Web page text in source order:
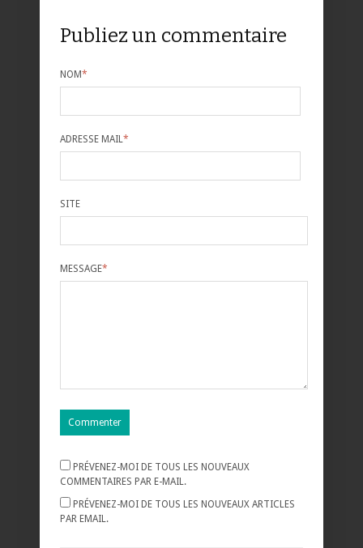
Publiez un commentaire
NOM*
ADRESSE MAIL*
SITE
MESSAGE*
PRÉVENEZ-MOI DE TOUS LES NOUVEAUX
COMMENTAIRES PAR E-MAIL.
PRÉVENEZ-MOI DE TOUS LES NOUVEAUX ARTICLES
PAR EMAIL.